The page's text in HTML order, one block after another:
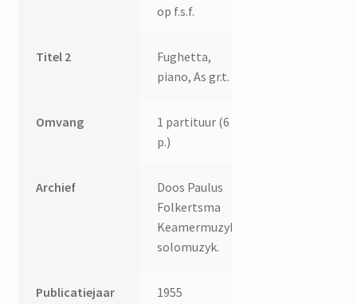
op f.s.f.
Titel 2
Fughetta,
piano, As gr.t.
Omvang
1 partituur (6
p.)
Archief
Doos Paulus
Folkertsma
Keamermuzyk,
solomuzyk.
Publicatiejaar 1955